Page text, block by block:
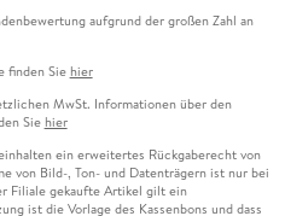
aufgrund der großen Zahl an
finden Sie hier
MwSt. Informationen über den
Sie hier
ein erweitertes Rückgaberecht von
von Bild-, Ton- und Datenträgern ist nur bei
Filiale gekaufte Artikel gilt ein
ist die Vorlage des Kassenbons und dass